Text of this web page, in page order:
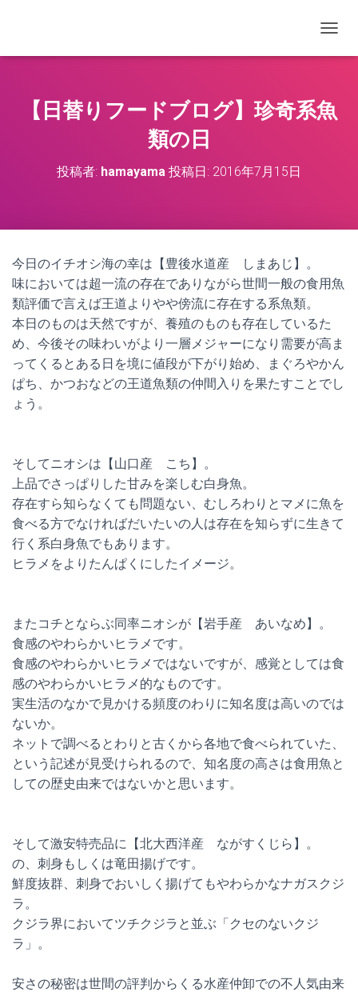
【日替りフードブログ】珍奇系魚
類の日
投稿者: hamayama 投稿日: 2016年7月15日
今日のイチオシ海の幸は【豊後水道産 しまあじ】。
味においては超一流の存在でありながら世間一般の食用魚
類評価で言えば王道よりやや傍流に存在する系魚類。
本日のものは天然ですが、養殖のものも存在しているた
め、今後その味わいがより一層メジャーになり需要が高ま
ってくるとある日を境に値段が下がり始め、まぐろやかん
ぱち、かつおなどの王道魚類の仲間入りを果たすことでし
ょう。
そしてニオシは【山口産 こち】。
上品でさっぱりした甘みを楽しむ白身魚。
存在すら知らなくても問題ない、むしろわりとマメに魚を
食べる方でなければだいたいの人は存在を知らずに生きて
行く系白身魚でもあります。
ヒラメをよりたんぱくにしたイメージ。
またコチとならぶ同率ニオシが【岩手産 あいなめ】。
食感のやわらかいヒラメです。
食感のやわらかいヒラメではないですが、感覚としては食
感のやわらかいヒラメ的なものです。
実生活のなかで見かける頻度のわりに知名度は高いのでは
ないか。
ネットで調べるとわりと古くから各地で食べられていた、
という記述が見受けられるので、知名度の高さは食用魚と
しての歴史由来ではないかと思います。
そして激安特売品に【北大西洋産 ながすくじら】。
の、刺身もしくは竜田揚げです。
鮮度抜群、刺身でおいしく揚げてもやわらかなナガスクジ
ラ。
クジラ界においてツチクジラと並ぶ「クセのないクジ
ラ」。
安さの秘密は世間の評判からくる水産仲卸での不人気由来